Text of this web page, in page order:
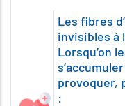
Les fibres
invisibles à
Lorsqu’on
provoquer,
: